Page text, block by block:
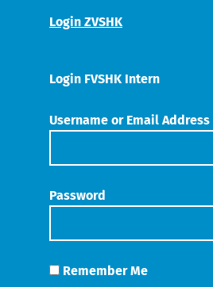
Login ZVSHK
Login FVSHK Intern
Username or Email Address
Password
Remember Me